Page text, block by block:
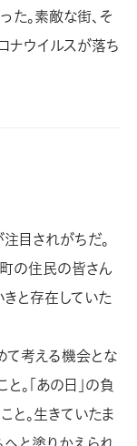
た。素敵な街、そ
ナウイルスが落ち
注目されがちだ。
の住民の皆さん
きと存在していた
て考える機会とな
。「あの日」の負
。生きていたま